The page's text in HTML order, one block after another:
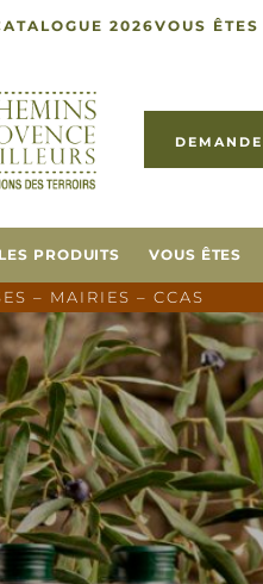
2026VOUS
PRODUITS VOUS ÊTES
– MAIRIES – CCAS